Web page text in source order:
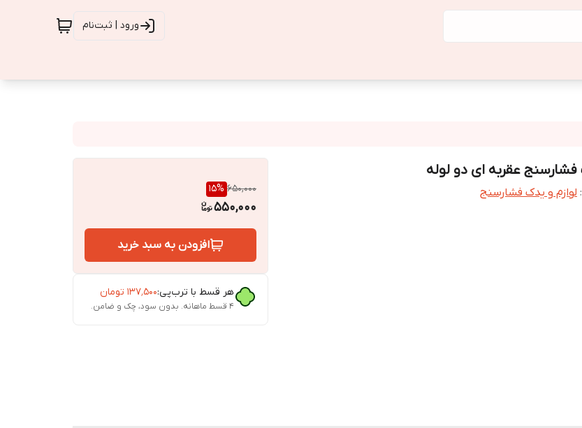
ورود | ثبت‌نام
عقربه ای دو لوله
: لوازم و یدک فشارسنج 650,000
15%
550,000
افزودن به سبد خرید
هر قسط با ترب‌پی:۱۳۷٬۵۰۰ تومان
۴ قسط ماهانه. بدون سود، چک و ضامن.